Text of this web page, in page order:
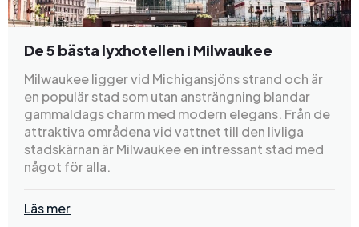
De 5 bästa lyxhotellen i Milwaukee
Milwaukee ligger vid Michigansjöns strand och är
en populär stad som utan ansträngning blandar
gammaldags charm med modern elegans. Från de
attraktiva områdena vid vattnet till den livliga
stadskärnan är Milwaukee en intressant stad med
något för alla.
Läs mer